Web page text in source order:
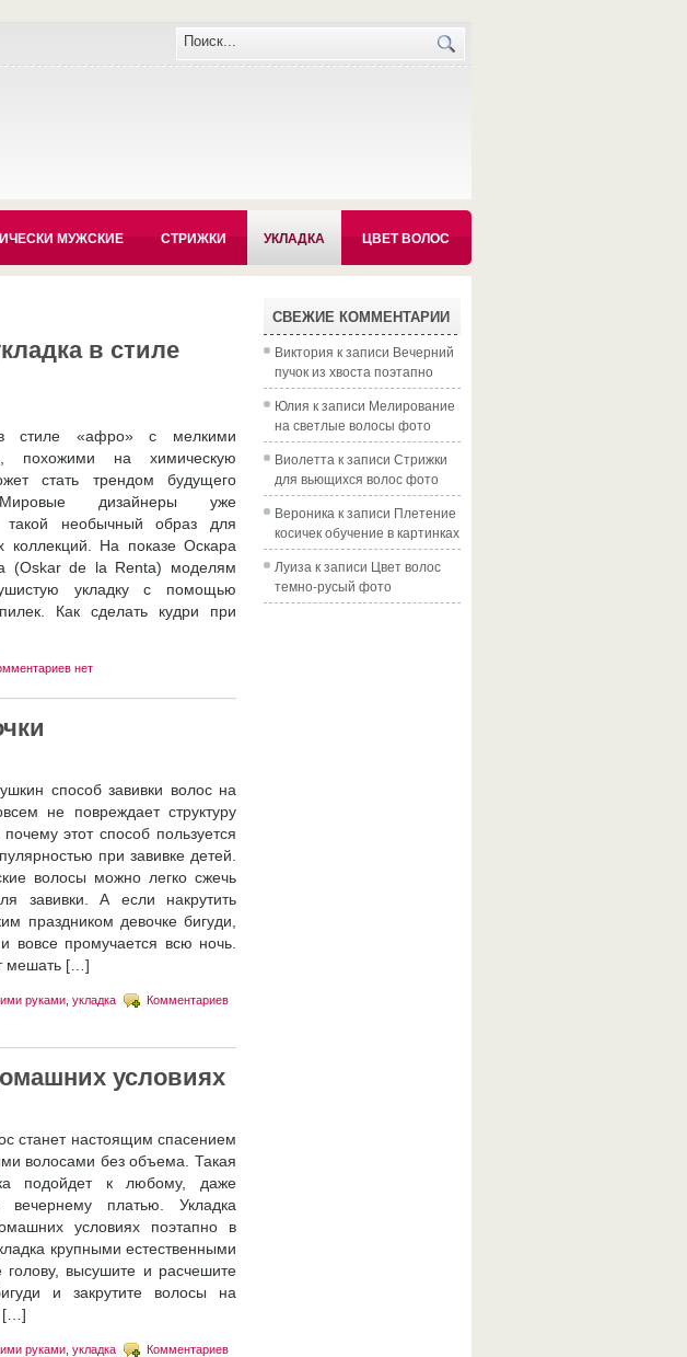
МУЖСКИЕ СТРИЖКИ УКЛАДКА ЦВЕТ ВОЛОС
в стиле
стиле «афро» с мелкими
похожими на химическую
стать трендом будущего
дизайнеры уже
такой необычный образ для
коллекций. На показе Оскара
(Oskar de la Renta) моделям
укладку с помощью
Как сделать кудри при
нет
способ завивки волос на
не повреждает структуру
этот способ пользуется
при завивке детей.
волосы можно легко сжечь
завивки. А если накрутить
праздником девочке бигуди,
вовсе промучается всю ночь.
мешать […]
руками укладка
Комментариев
условиях
станет настоящим спасением
волосами без объема. Такая
подойдет к любому, даже
вечернему платью. Укладка
условиях поэтапно в
крупными естественными
высушите и расчешите
и закрутите волосы на
[…]
руками укладка
Комментариев
СВЕЖИЕ КОММЕНТАРИИ
Виктория к записи Вечерний
пучок из хвоста поэтапно
Юлия к записи Мелирование
на светлые волосы фото
Виолетта к записи Стрижки
для вьющихся волос фото
Вероника к записи Плетение
косичек обучение в картинках
Луиза к записи Цвет волос
темно-русый фото